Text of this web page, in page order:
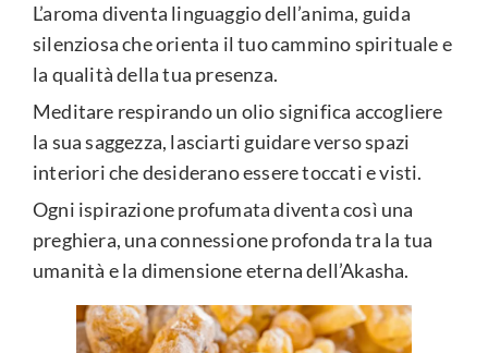
L’aroma diventa linguaggio dell’anima, guida
silenziosa che orienta il tuo cammino spirituale e
la qualità della tua presenza.
Meditare respirando un olio significa accogliere
la sua saggezza, lasciarti guidare verso spazi
interiori che desiderano essere toccati e visti.
Ogni ispirazione profumata diventa così una
preghiera, una connessione profonda tra la tua
umanità e la dimensione eterna dell’Akasha.